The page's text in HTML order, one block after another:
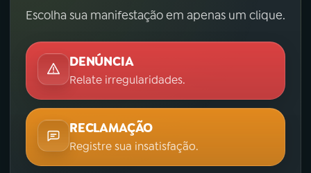
Escolha sua manifestação em apenas um clique.
DENÚNCIA
Relate irregularidades.
RECLAMAÇÃO
Registre sua insatisfação.